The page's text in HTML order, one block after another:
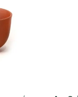
10%
του Madras.gr
σου παραγγελία